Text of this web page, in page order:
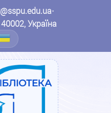
•
Україна